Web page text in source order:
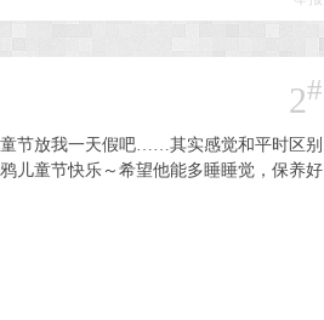
2#
节放我一天假吧……其实感觉和平时区别
儿童节快乐～希望他能多睡睡觉，保养好